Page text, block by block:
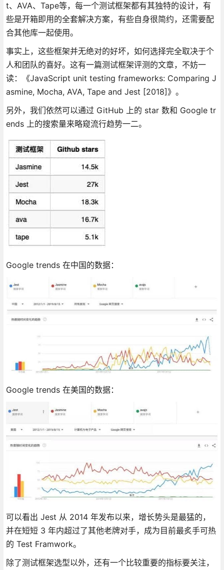
t、AVA、Tape等，每一个测试框架都有其独特的设计，有
些是开箱即用的全套解决方案，有些自身很简约，还需要配
合其他库一起使用。
事实上，这些框架并无绝对的好坏，如何选择完全取决于个
人和团队的喜好。这有一篇测试框架评测的文章，不妨一
读：《JavaScript unit testing frameworks: Comparing J
asmine, Mocha, AVA, Tape and Jest [2018]》。
另外，我们依然可以通过 GitHub 上的 star 数和 Google tr
ends 上的搜索量来略窥流行趋势一二。
Google trends 在中国的数据：
Google trends 在美国的数据：
可以看出 Jest 从 2014 年发布以来，增长势头是最猛的，
并在短短 3 年内超过了其他老牌对手，成为目前最炙手可热
的 Test Framwork。
除了测试框架选型以外，还有一个比较重要的指标要关注，